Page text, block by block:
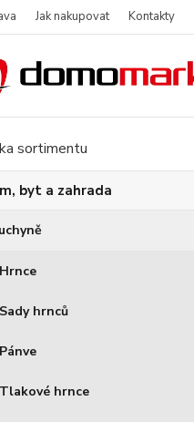
Jak nakupovat Kontakty
sortimentu
byt a zahrada
Hrnce
Sady hrnců
Pánve
Tlakové hrnce